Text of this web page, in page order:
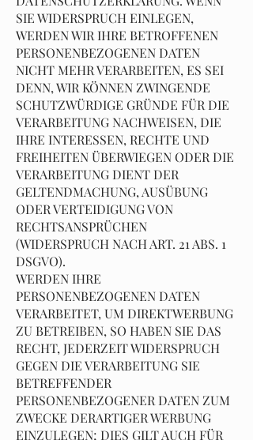
SIE WIDERSPRUCH EINLEGEN,
WERDEN WIR IHRE BETROFFENEN
PERSONENBEZOGENEN DATEN
NICHT MEHR VERARBEITEN, ES SEI
DENN, WIR KÖNNEN ZWINGENDE
SCHUTZWÜRDIGE GRÜNDE FÜR DIE
VERARBEITUNG NACHWEISEN, DIE
IHRE INTERESSEN, RECHTE UND
FREIHEITEN ÜBERWIEGEN ODER DIE
VERARBEITUNG DIENT DER
GELTENDMACHUNG, AUSÜBUNG
ODER VERTEIDIGUNG VON
RECHTSANSPRÜCHEN
(WIDERSPRUCH NACH ART. 21 ABS. 1
DSGVO).
WERDEN IHRE
PERSONENBEZOGENEN DATEN
VERARBEITET, UM DIREKTWERBUNG
ZU BETREIBEN, SO HABEN SIE DAS
RECHT, JEDERZEIT WIDERSPRUCH
GEGEN DIE VERARBEITUNG SIE
BETREFFENDER
PERSONENBEZOGENER DATEN ZUM
ZWECKE DERARTIGER WERBUNG
EINZULEGEN; DIES GILT AUCH FÜR